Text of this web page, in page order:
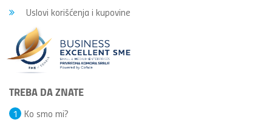
Uslovi korišćenja i kupovine
TREBA DA ZNATE
Ko smo mi?
1